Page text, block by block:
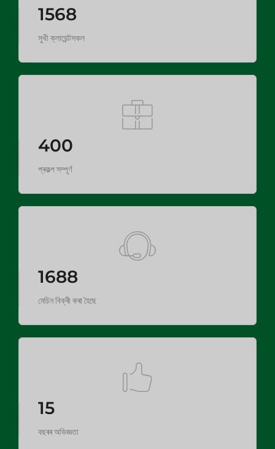
1568
সুখী ক্লায়েন্টসকল
400
প্ৰকল্প সম্পূৰ্ণ
1688
মেচিন বিক্ৰী কৰা হৈছে
15
বছৰৰ অভিজ্ঞতা